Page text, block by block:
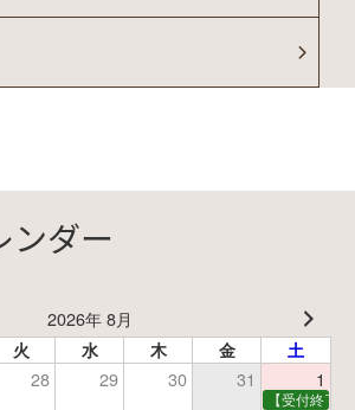
ンダー
2026年 8月
火 水 木 金 土
28 29 30 31 1
【受付終了